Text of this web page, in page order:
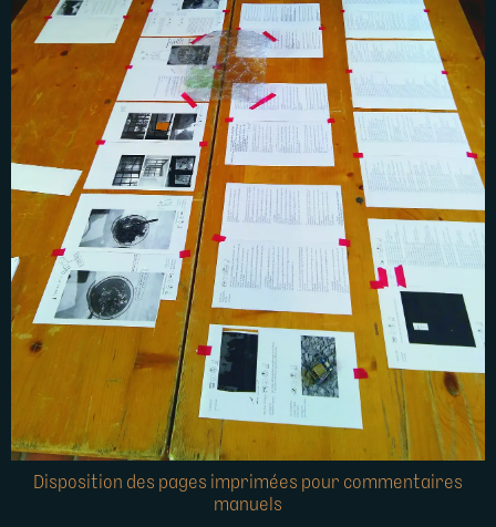
Disposition des pages imprimées pour commentaires
manuels